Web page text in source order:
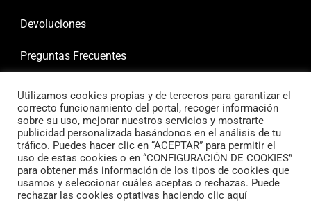
Devoluciones
Preguntas Frecuentes
Utilizamos cookies propias y de terceros para garantizar el
correcto funcionamiento del portal, recoger información
sobre su uso, mejorar nuestros servicios y mostrarte
publicidad personalizada basándonos en el análisis de tu
tráfico. Puedes hacer clic en “ACEPTAR” para permitir el
uso de estas cookies o en “CONFIGURACIÓN DE COOKIES”
para obtener más información de los tipos de cookies que
usamos y seleccionar cuáles aceptas o rechazas. Puede
rechazar las cookies optativas haciendo clic aquí